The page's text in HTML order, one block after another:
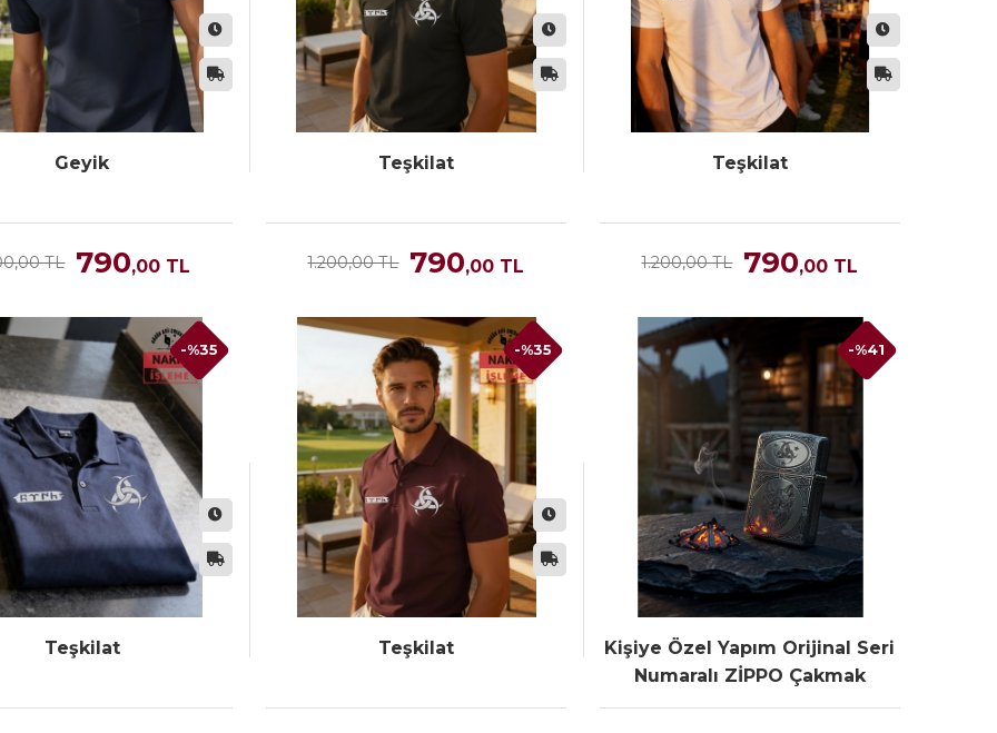
Geyik
TL 790,00 TL
Teşkilat
1.200,00 TL 790,00 TL
Teşkilat
1.200,00 TL 790,00 TL
Teşkilat
-%35
Teşkilat
-%35
Kişiye Özel Yapım Orijinal Seri
Numaralı ZİPPO Çakmak
-%41